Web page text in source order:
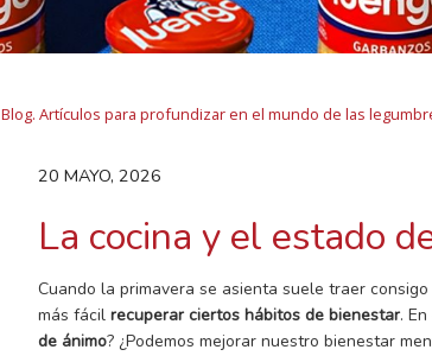
Blog. Artículos para profundizar en el mundo de las
20 MAYO, 2026
La cocina y el estado
Cuando la primavera se asienta suele traer
más fácilrecuperar ciertos hábitos de bienestar.
de ánimo? ¿Podemos mejorar nuestro bienestar